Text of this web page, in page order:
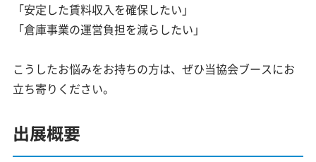
「安定した賃料収入を確保したい」
「倉庫事業の運営負担を減らしたい」
こうしたお悩みをお持ちの方は、ぜひ当協会ブースにお
立ち寄りください。
出展概要